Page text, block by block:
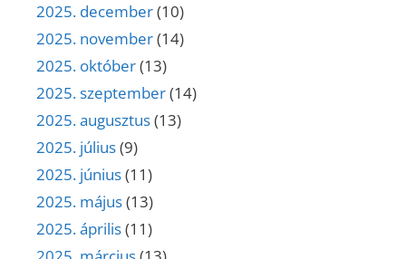
2025. december(10)
2025. november(14)
2025. október(13)
2025. szeptember(14)
2025. augusztus(13)
2025. július(9)
2025. június(11)
2025. május(13)
2025. április(11)